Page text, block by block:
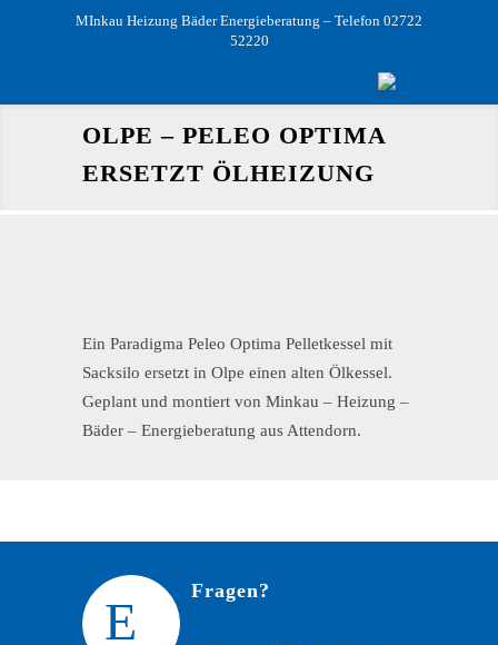
OLPE – PELEO OPTIMA
ERSETZT ÖLHEIZUNG
Ein Paradigma Peleo Optima Pelletkessel mit
Sacksilo ersetzt in Olpe einen alten Ölkessel.
Geplant und montiert von Minkau – Heizung –
Bäder – Energieberatung aus Attendorn.
Fragen?
MInkau Heizung Bäder Energieberatung – Telefon 02722
52220